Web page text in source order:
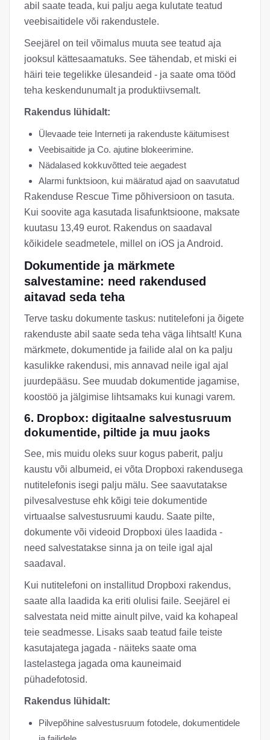
abil saate teada, kui palju aega kulutate teatud
veebisaitidele või rakendustele.
Seejärel on teil võimalus muuta see teatud aja
jooksul kättesaamatuks. See tähendab, et miski ei
häiri teie tegelikke ülesandeid - ja saate oma tööd
teha keskendunumalt ja produktiivsemalt.
Rakendus lühidalt:
Ülevaade teie Interneti ja rakenduste käitumisest
Veebisaitide ja Co. ajutine blokeerimine.
Nädalased kokkuvõtted teie aegadest
Alarmi funktsioon, kui määratud ajad on saavutatud
Rakenduse Rescue Time põhiversioon on tasuta.
Kui soovite aga kasutada lisafunktsioone, maksate
kuutasu 13,49 eurot. Rakendus on saadaval
kõikidele seadmetele, millel on iOS ja Android.
Dokumentide ja märkmete
salvestamine: need rakendused
aitavad seda teha
Terve tasku dokumente taskus: nutitelefoni ja õigete
rakenduste abil saate seda teha väga lihtsalt! Kuna
märkmete, dokumentide ja failide alal on ka palju
kasulikke rakendusi, mis annavad neile igal ajal
juurdepääsu. See muudab dokumentide jagamise,
koostöö ja jälgimise lihtsamaks kui kunagi varem.
6. Dropbox: digitaalne salvestusruum
dokumentide, piltide ja muu jaoks
See, mis muidu oleks suur kogus paberit, palju
kaustu või albumeid, ei võta Dropboxi rakendusega
nutitelefonis isegi palju mälu. See saavutatakse
pilvesalvestuse ehk kõigi teie dokumentide
virtuaalse salvestusruumi kaudu. Saate pilte,
dokumente või videoid Dropboxi üles laadida -
need salvestatakse sinna ja on teile igal ajal
saadaval.
Kui nutitelefoni on installitud Dropboxi rakendus,
saate alla laadida ka eriti olulisi faile. Seejärel ei
salvestata neid mitte ainult pilve, vaid ka kohapeal
teie seadmesse. Lisaks saab teatud faile teiste
kasutajatega jagada - näiteks saate oma
lastelastega jagada oma kauneimaid
pühadefotosid.
Rakendus lühidalt:
Pilvepõhine salvestusruum fotodele, dokumentidele